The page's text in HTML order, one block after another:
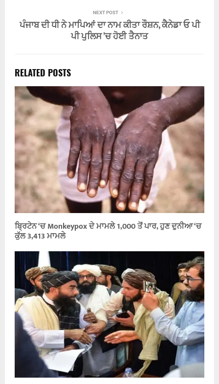
NEXT POST
ਪੰਜਾਬ ਦੀ ਧੀ ਨੇ ਮਾਪਿਆਂ ਦਾ ਨਾਮ ਕੀਤਾ ਰੌਸ਼ਨ, ਕੈਨੇਡਾ ਓ ਪੀ
ਪੀ ਪੁਲਿਸ ’ਚ ਹੋਈ ਤੈਨਾਤ
RELATED POSTS
ਬ੍ਰਿਟੇਨ ‘ਚ Monkeypox ਦੇ ਮਾਮਲੇ 1,000 ਤੋਂ ਪਾਰ, ਹੁਣ ਦੁਨੀਆ ‘ਚ
ਕੁੱਲ 3,413 ਮਾਮਲੇ